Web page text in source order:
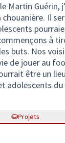
Martin
Il
à
buts. Nos
de jouer au
être un
du
Projets